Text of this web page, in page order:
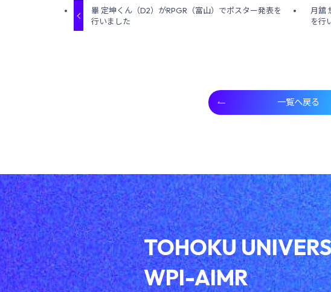
畢 定坤くん（D2）がRPGR（富山）でポスター発表を
行いました
月舘
を行
一覧へ戻る
TOHOKU
WPI-AIMR